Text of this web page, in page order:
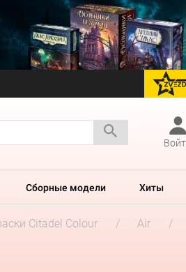
Сборные модели Хиты
Citadel Colour
Air